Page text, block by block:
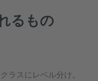
るもの
ラスにレベル分け。